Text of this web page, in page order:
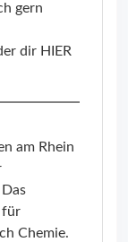
gern
dir HIER
am Rhein
für
Chemie.